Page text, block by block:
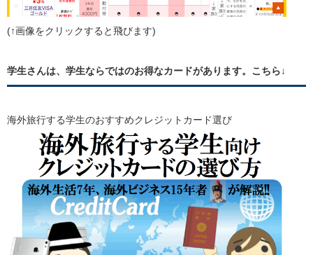
(↑画像をクリックすると飛びます)
学生さんは、学生ならではのお得なカードがあります。こちら↓
海外旅行する学生のおすすめクレジットカード選び